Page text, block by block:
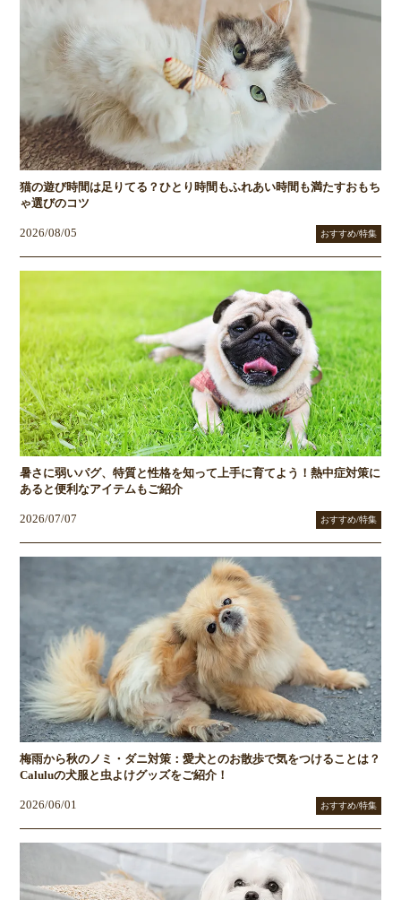
猫の遊び時間は足りてる？ひとり時間もふれあい時間も満たすおもち
ゃ選びのコツ
2026/08/05 おすすめ/特集
暑さに弱いパグ、特質と性格を知って上手に育てよう！熱中症対策に
あると便利なアイテムもご紹介
2026/07/07 おすすめ/特集
梅雨から秋のノミ・ダニ対策：愛犬とのお散歩で気をつけることは？
Caluluの犬服と虫よけグッズをご紹介！
2026/06/01 おすすめ/特集